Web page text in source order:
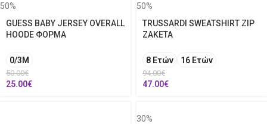
50%
GUESS BABY JERSEY OVERALL
HOODE ΦΟΡΜΑ
0/3M
50.00€
25.00€
50%
TRUSSARDI SWEATSHIRT ZIP
ΖΑΚΕΤΑ
8 Ετών 16 Ετών
94.00€
47.00€
30%